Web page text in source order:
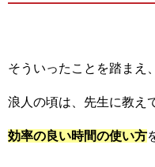
そういったことを踏まえ、
浪人の頃は、先生に教え
効率の良い時間の使い方